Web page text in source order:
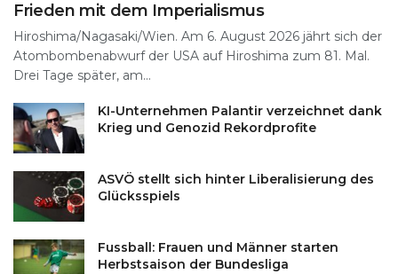
Frieden mit dem Imperialismus
Hiroshima/Nagasaki/Wien. Am 6. August 2026 jährt sich der
Atombombenabwurf der USA auf Hiroshima zum 81. Mal.
Drei Tage später, am...
KI-Unternehmen Palantir verzeichnet dank
Krieg und Genozid Rekordprofite
ASVÖ stellt sich hinter Liberalisierung des
Glücksspiels
Fussball: Frauen und Männer starten
Herbstsaison der Bundesliga